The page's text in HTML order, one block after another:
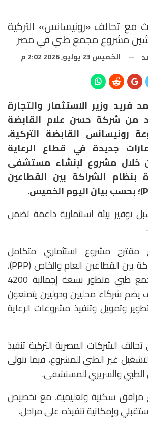
مع تحالف «رونيسانس» التركية
مشروع مجمع طبي في مصر
الخميس 23 يوليو, 2026 2:02 م
فريد وزير الاستثمار والتجارة
من شركة حسن علام القابضة
رونيسانس القابضة التركية،
جديدة في قطاع الرعاية
خلال مشروع لإنشاء مستشفى
بنظام الشراكة بين القطاعين
توفير بيئة استثمارية داعمة تضمن
مقترح مشروع استثماري متكامل
بالقاهرة بنظام الشراكة بين القطاعين العام والخاص (PPP)،
يستهدف إنشاء مجمع طبي متطور بسعة إجمالية 4200
يضم شركاء محليين ودوليين يتمتعون
وتمويل وتنفيذ مشروعات الرعاية
الشركات المصرية التركية تنفيذ
غير الطبي للمشروع، فيما تتولى
الطبي والسريري للمستشفى.
سكنية وتعليمية، مع تخصيص
وإمكانية تنفيذه على مراحل.